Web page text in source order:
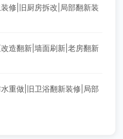
修|旧厨房拆改|局部翻新装
造翻新|墙面刷新|老房翻新
重做|旧卫浴翻新装修|局部